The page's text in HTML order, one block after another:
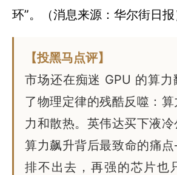
环”。（消息来源：华尔街日报
【投黑马点评】
市场还在痴迷 GPU 的算
了物理定律的残酷反噬：
力和散热。英伟达买下液
算力飙升背后最致命的痛
排不出去，再强的芯片也